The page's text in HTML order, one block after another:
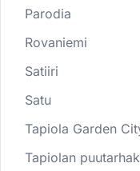
Parodia
Rovaniemi
Satiiri
Satu
Tapiola Garden
Tapiolan